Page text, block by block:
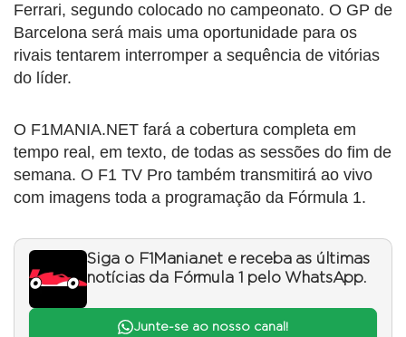
Ferrari, segundo colocado no campeonato. O GP de
Barcelona será mais uma oportunidade para os
rivais tentarem interromper a sequência de vitórias
do líder.
O F1MANIA.NET fará a cobertura completa em
tempo real, em texto, de todas as sessões do fim de
semana. O F1 TV Pro também transmitirá ao vivo
com imagens toda a programação da Fórmula 1.
Siga o F1Mania.net e receba as últimas
notícias da Fórmula 1 pelo WhatsApp.
Junte-se ao nosso canal!